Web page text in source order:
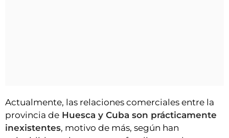
Actualmente, las relaciones comerciales entre la
provincia de Huesca y Cuba son prácticamente
inexistentes, motivo de más, según han